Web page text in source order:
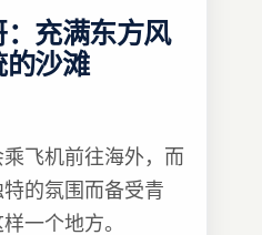
充满东方风
的沙滩
飞机前往海外，而
的氛围而备受青
一个地方。